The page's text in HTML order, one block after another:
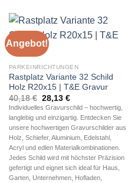
Angebot!
PARKEINRICHTUNGEN
Rastplatz Variante 32 Schild
Holz R20x15 | T&E Gravur
40,18€ Ursprünglicher
Preis
war:
40,18 €
28,13 €Aktueller
Preis
ist:
28,13 €.
Individuelles Gravurschild – hochwertig,
langlebig und einzigartig. Entdecken Sie
unsere hochwertigen Gravurschilder aus
Holz, Schiefer, Aluminium, Edelstahl,
Acryl und edlen Materialkombinationen.
Jedes Schild wird mit höchster Präzision
gefertigt und eignet sich ideal für Haus,
Garten, Unternehmen, Hofladen,